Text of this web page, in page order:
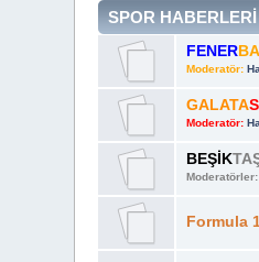
SPOR HABERLERİ
FENER
Moderatör:
GALATA
Moderatör:
BEŞİK
Moderatörler:
Formula